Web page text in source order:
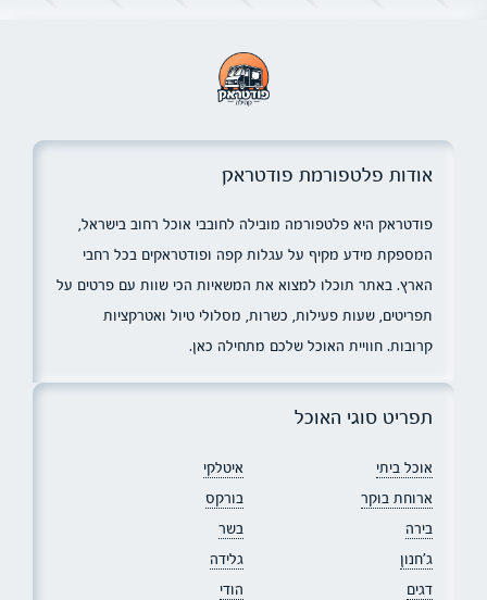
אודות פלטפורמת פודטראק
פודטראק היא פלטפורמה מובילה לחובבי אוכל רחוב בישראל,
המספקת מידע מקיף על עגלות קפה ופודטראקים בכל רחבי
הארץ. באתר תוכלו למצוא את המשאיות הכי שוות עם פרטים על
תפריטים, שעות פעילות, כשרות, מסלולי טיול ואטרקציות
קרובות. חוויית האוכל שלכם מתחילה כאן.
תפריט סוגי האוכל
אוכל ביתי
איטלקי
ארוחת בוקר
בורקס
בירה
בשר
ג׳חנון
גלידה
דגים
הודי